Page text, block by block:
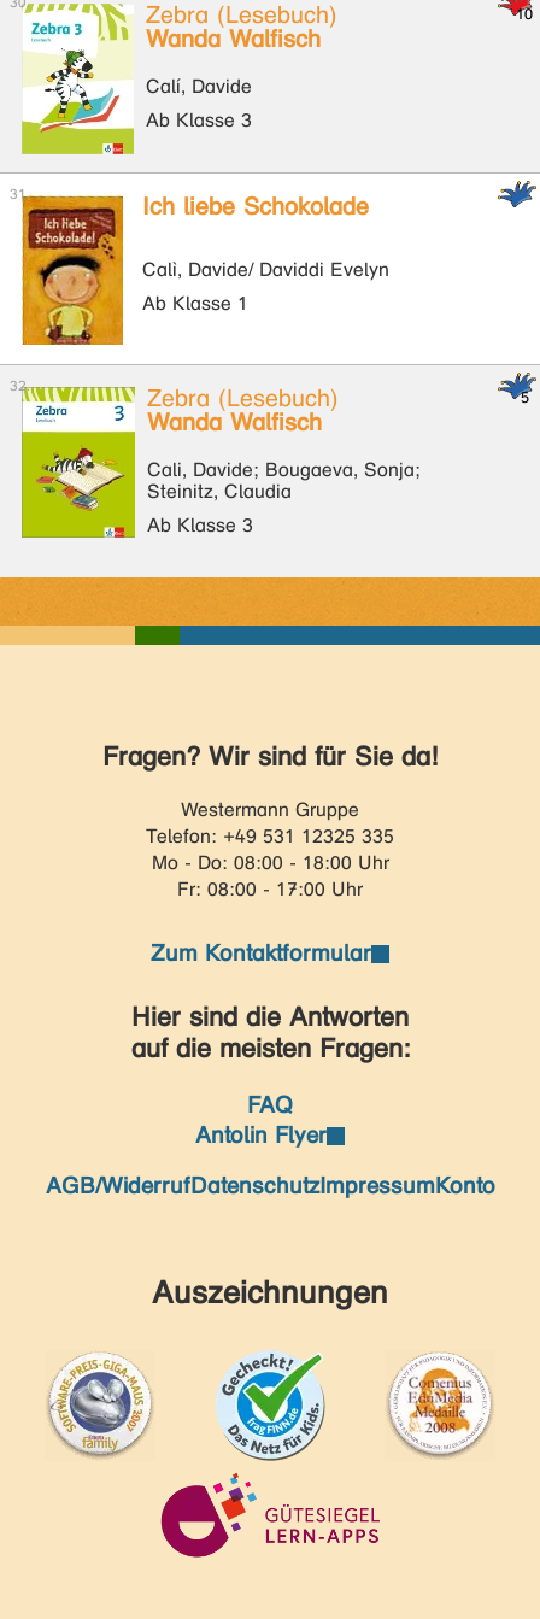
Zebra (Lesebuch)
Wanda Walfisch
Calí, Davide
Ab Klasse 3
Ich liebe Schokolade
Calì, Davide/ Daviddi Evelyn
Ab Klasse 1
Zebra (Lesebuch)
Wanda Walfisch
Cali, Davide; Bougaeva, Sonja;
Steinitz, Claudia
Ab Klasse 3